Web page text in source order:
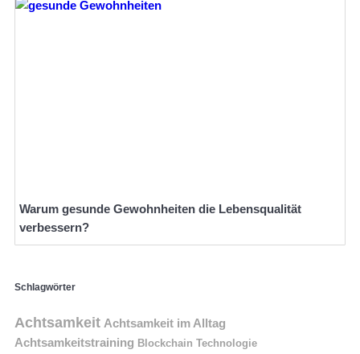
Warum gesunde Gewohnheiten die Lebensqualität
verbessern?
Schlagwörter
Achtsamkeit Achtsamkeit im Alltag
Achtsamkeitstraining Blockchain Technologie